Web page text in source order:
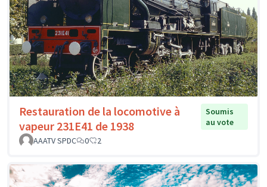
Restauration de la locomotive à
vapeur 231E41 de 1938
Soumis
au vote
AAATV SPDC
0 2